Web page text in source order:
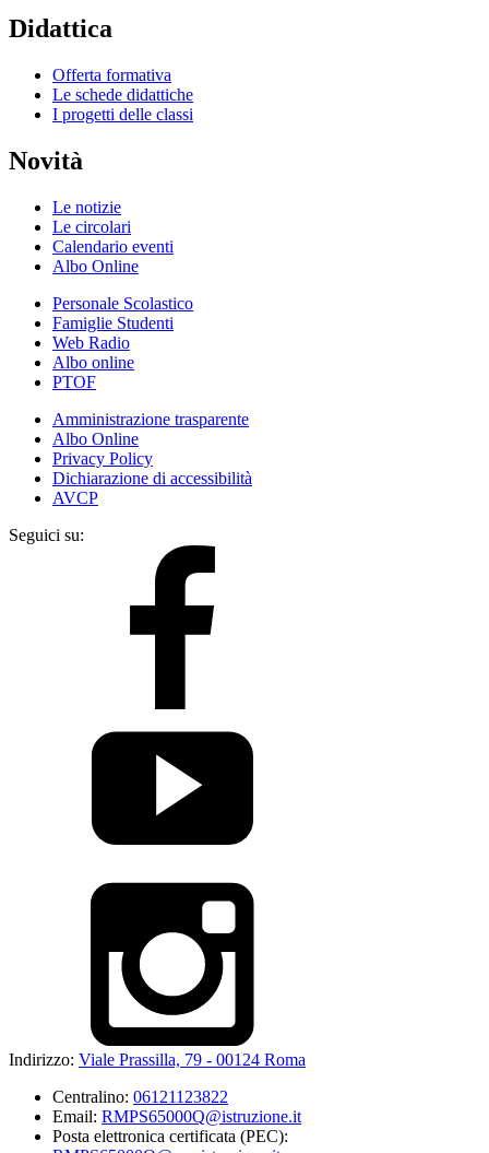
Didattica
Offerta formativa
Le schede didattiche
I progetti delle classi
Novità
Le notizie
Le circolari
Calendario eventi
Albo Online
Personale Scolastico
Famiglie Studenti
Web Radio
Albo online
PTOF
Amministrazione trasparente
Albo Online
Privacy Policy
Dichiarazione di accessibilità
AVCP
Seguici su:
Indirizzo: Viale Prassilla, 79 - 00124 Roma
Centralino: 06121123822
Email: RMPS65000Q@istruzione.it
Posta elettronica certificata (PEC):